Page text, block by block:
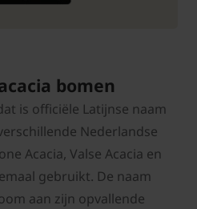
bomen
is officiële Latijnse naam
Nederlandse
Acacia, Valse Acacia en
gebruikt. De naam
aan zijn opvallende